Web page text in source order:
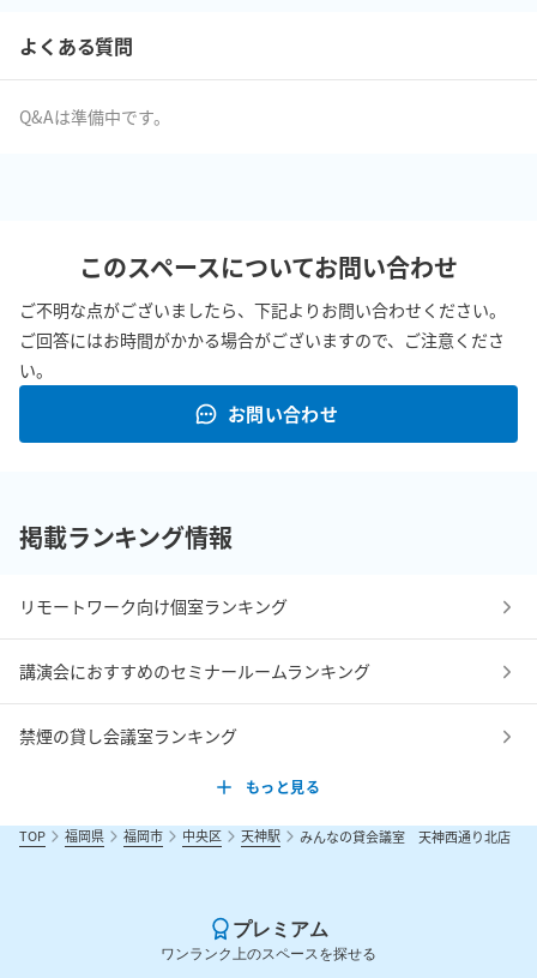
よくある質問
Q&Aは準備中です。
このスペースについてお問い合わせ
ご不明な点がございましたら、下記よりお問い合わせください。
ご回答にはお時間がかかる場合がございますので、ご注意くださ
い。
お問い合わせ
掲載ランキング情報
リモートワーク向け個室ランキング
講演会におすすめのセミナールームランキング
禁煙の貸し会議室ランキング
もっと見る
TOP 福岡県 福岡市 中央区 天神駅 みんなの貸会議室 天神西通り北店
プレミアム
ワンランク上のスペースを探せる